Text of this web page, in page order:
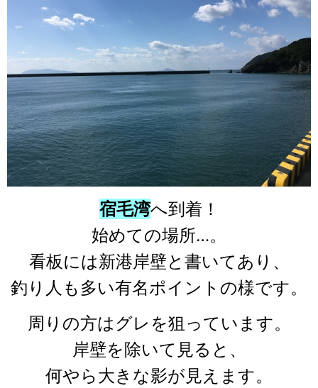
宿毛湾へ到着！
始めての場所…。
看板には新港岸壁と書いてあり、
釣り人も多い有名ポイントの様です。
周りの方はグレを狙っています。
岸壁を除いて見ると、
何やら大きな影が見えます。